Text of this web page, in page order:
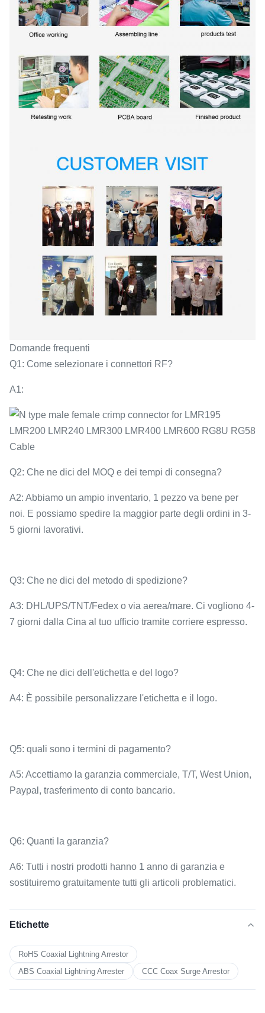
Domande frequenti
Q1: Come selezionare i connettori RF?
A1:
Q2: Che ne dici del MOQ e dei tempi di consegna?
A2: Abbiamo un ampio inventario, 1 pezzo va bene per
noi. E possiamo spedire la maggior parte degli ordini in 3-
5 giorni lavorativi.
Q3: Che ne dici del metodo di spedizione?
A3: DHL/UPS/TNT/Fedex o via aerea/mare. Ci vogliono 4-
7 giorni dalla Cina al tuo ufficio tramite corriere espresso.
Q4: Che ne dici dell'etichetta e del logo?
A4: È possibile personalizzare l'etichetta e il logo.
Q5: quali sono i termini di pagamento?
A5: Accettiamo la garanzia commerciale, T/T, West Union,
Paypal, trasferimento di conto bancario.
Q6: Quanti la garanzia?
A6: Tutti i nostri prodotti hanno 1 anno di garanzia e
sostituiremo gratuitamente tutti gli articoli problematici.
Etichette
RoHS Coaxial Lightning Arrestor
ABS Coaxial Lightning Arrester
CCC Coax Surge Arrestor